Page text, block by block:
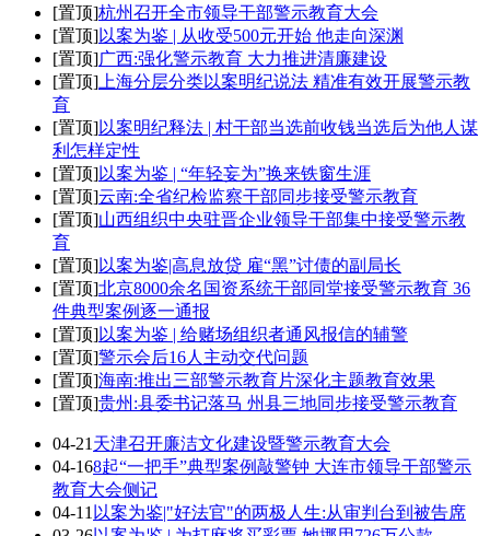
[置顶]杭州召开全市领导干部警示教育大会
[置顶]以案为鉴 | 从收受500元开始 他走向深渊
[置顶]广西:强化警示教育 大力推进清廉建设
[置顶] 上海分层分类以案明纪说法 精准有效开展警示教
育
[置顶]以案明纪释法 | 村干部当选前收钱当选后为他人谋
利怎样定性
[置顶]以案为鉴 | “年轻妄为”换来铁窗生涯
[置顶]云南:全省纪检监察干部同步接受警示教育
[置顶]山西组织中央驻晋企业领导干部集中接受警示教
育
[置顶]以案为鉴|高息放贷 雇“黑”讨债的副局长
[置顶]北京8000余名国资系统干部同堂接受警示教育 36
件典型案例逐一通报
[置顶]以案为鉴 | 给赌场组织者通风报信的辅警
[置顶]警示会后16人主动交代问题
[置顶]海南:推出三部警示教育片深化主题教育效果
[置顶]贵州:县委书记落马 州县三地同步接受警示教育
04-21 天津召开廉洁文化建设暨警示教育大会
04-168起“一把手”典型案例敲警钟 大连市领导干部警示
教育大会侧记
04-11 以案为鉴|"好法官"的两极人生:从审判台到被告席